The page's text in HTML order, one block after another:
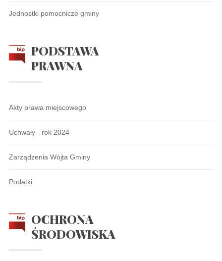
Jednostki pomocnicze gminy
PODSTAWA
PRAWNA
Akty prawa miejscowego
Uchwały - rok 2024
Zarządzenia Wójta Gminy
Podatki
OCHRONA
ŚRODOWISKA